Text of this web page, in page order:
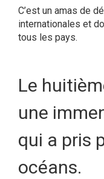
C’est un amas de
internationales et
tous les pays.
Le
une
qui a pris
océans.